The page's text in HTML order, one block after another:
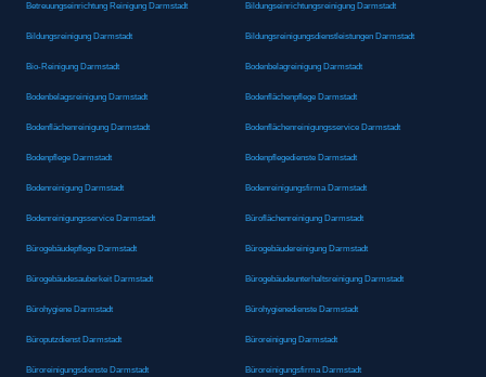
Betreuungseinrichtung Reinigung Darmstadt Bildungseinrichtungsreinigung Darmstadt
Bildungsreinigung Darmstadt Bildungsreinigungsdienstleistungen Darmstadt
Bio-Reinigung Darmstadt Bodenbelagreinigung Darmstadt
Bodenbelagsreinigung Darmstadt Bodenflächenpflege Darmstadt
Bodenflächenreinigung Darmstadt Bodenflächenreinigungsservice Darmstadt
Bodenpflege Darmstadt Bodenpflegedienste Darmstadt
Bodenreinigung Darmstadt Bodenreinigungsfirma Darmstadt
Bodenreinigungsservice Darmstadt Büroflächenreinigung Darmstadt
Bürogebäudepflege Darmstadt Bürogebäudereinigung Darmstadt
Bürogebäudesauberkeit Darmstadt Bürogebäudeunterhaltsreinigung Darmstadt
Bürohygiene Darmstadt Bürohygienedienste Darmstadt
Büroputzdienst Darmstadt Büroreinigung Darmstadt
Büroreinigungsdienste Darmstadt Büroreinigungsfirma Darmstadt